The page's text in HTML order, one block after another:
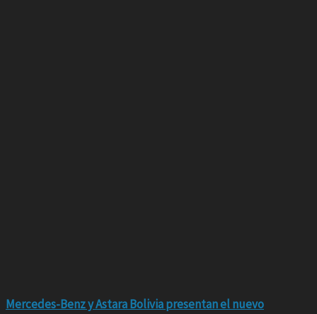
Mercedes-Benz y Astara Bolivia presentan el nuevo